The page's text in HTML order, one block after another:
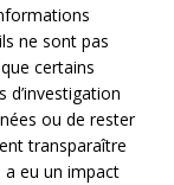
ne sont pas
certains
ou de rester
transparaître
a eu un impact